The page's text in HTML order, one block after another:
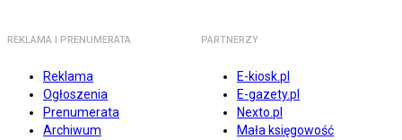
REKLAMA I PRENUMERATA
Reklama
Ogłoszenia
Prenumerata
Archiwum
PARTNERZY
E-kiosk.pl
E-gazety.pl
Nexto.pl
Mała księgowość